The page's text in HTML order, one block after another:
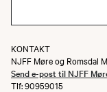
KONTAKT
NJFF Møre og Romsdal
Send e-post til NJFF
Tlf: 90959015